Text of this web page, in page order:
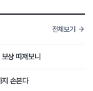
전체보기
상 따져보니
손본다